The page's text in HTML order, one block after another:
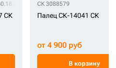
СК
СК 3088579
Палец СК-14041 СК
от 4 900 руб
В корзину